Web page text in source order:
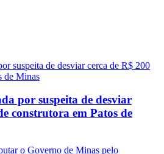
por suspeita de desviar
construtora em Patos de